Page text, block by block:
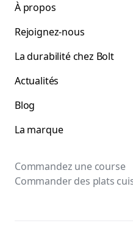
À propos
Rejoignez-nous
La durabilité chez Bolt
Actualités
Blog
La marque
Commandez une course
Commander des plats